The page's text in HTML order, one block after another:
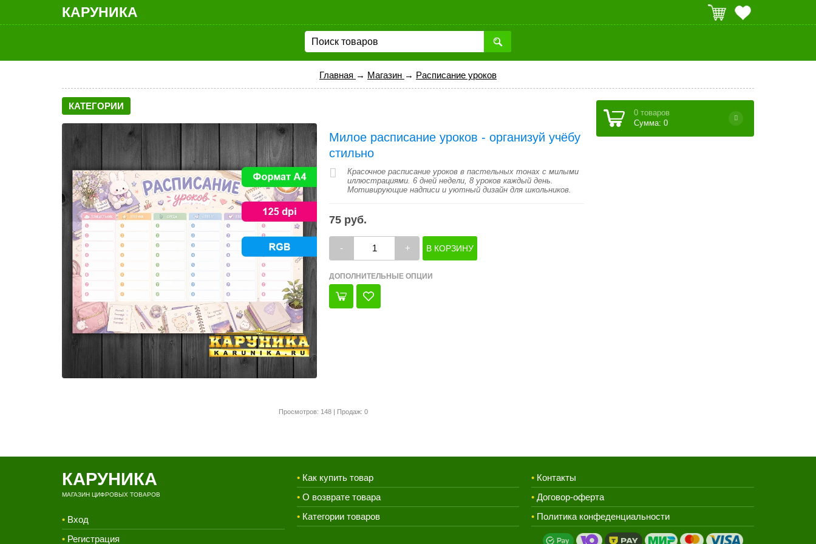
КАРУНИКА
Главная → Магазин → Расписание уроков
КАТЕГОРИИ
Милое расписание уроков - организуй учёбу
стильно
Красочное расписание уроков в пастельных тонах с милыми
иллюстрациями. 6 дней недели, 8 уроков каждый день.
Мотивирующие надписи и уютный дизайн для школьников.
75 руб.
- +
ДОПОЛНИТЕЛЬНЫЕ ОПЦИИ
Просмотров: 148 | Продаж: 0
0 товаров
Сумма: 0
КАРУНИКА
МАГАЗИН ЦИФРОВЫХ ТОВАРОВ
• Вход
• Регистрация
• Как купить товар
• О возврате товара
• Категории товаров
• Контакты
•Договор-оферта
• Политика конфеденциальности